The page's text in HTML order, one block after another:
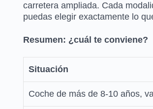
carretera ampliada. Cada
puedas elegir exactamente lo
Resumen: ¿cuál te conviene?
Situación
Coche de más de 8-10 años,